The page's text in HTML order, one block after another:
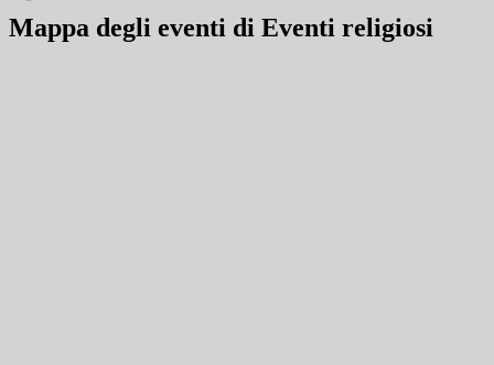
Mappa degli eventi di Eventi religiosi